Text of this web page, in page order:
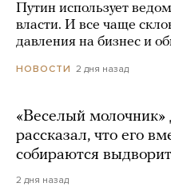
Путин использует
власти. И все чаще
давления на бизнес и
НОВОСТИ 2 дня назад
«Веселый молочник»
рассказал, что его
собираются
2 дня назад